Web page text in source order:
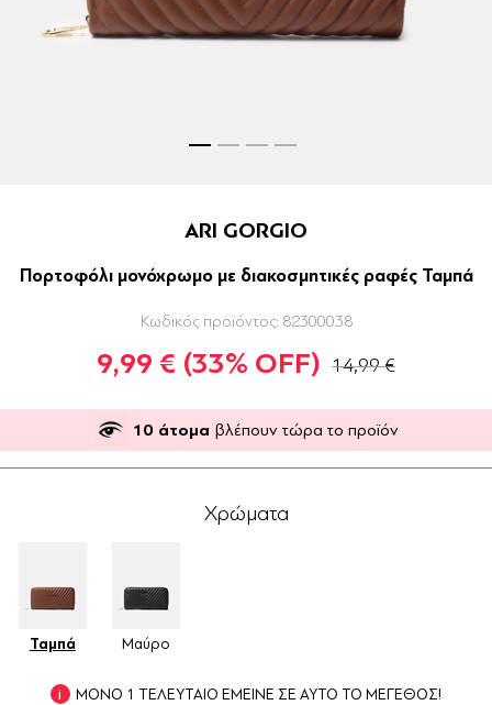
ARI GORGIO
Πορτοφόλι μονόχρωμο με διακοσμητικές ραφές Ταμπά
Κωδικός προϊόντος: 82300038
9,99 € (33% OFF) 14,99 €
10 άτομα βλέπουν τώρα το προϊόν
Χρώματα
Ταμπά Μαύρο
ΜΟΝΟ 1 ΤΕΛΕΥΤΑΙΟ ΕΜΕΙΝΕ ΣΕ ΑΥΤΟ ΤΟ ΜΕΓΕΘΟΣ!